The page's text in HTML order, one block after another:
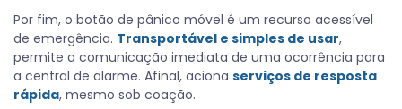
Por fim, o botão de pânico móvel é um recurso acessível
de emergência. Transportável e simples de usar,
permite a comunicação imediata de uma ocorrência para
a central de alarme. Afinal, aciona serviços de resposta
rápida, mesmo sob coação.